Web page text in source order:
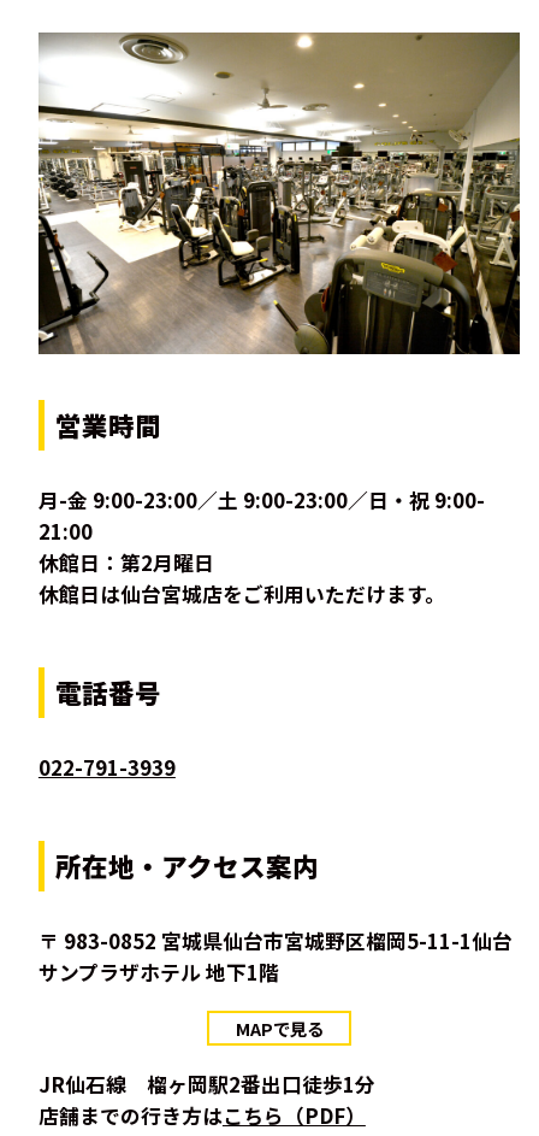
営業時間
月-金 9:00-23:00／土 9:00-23:00／日・祝 9:00-
21:00
休館日：第2月曜日
休館日は仙台宮城店をご利用いただけます。
電話番号
022-791-3939
所在地・アクセス案内
〒 983-0852 宮城県仙台市宮城野区榴岡5-11-1仙台
サンプラザホテル 地下1階
MAPで見る
JR仙石線 榴ヶ岡駅2番出口徒歩1分
店舗までの行き方はこちら（PDF）